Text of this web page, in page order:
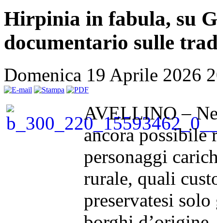
Hirpinia in fabula, su
documentario sulle
Domenica 19 Aprile 2026
AVELLINO –
ancora possibile
personaggi
rurale, quali
preservatesi